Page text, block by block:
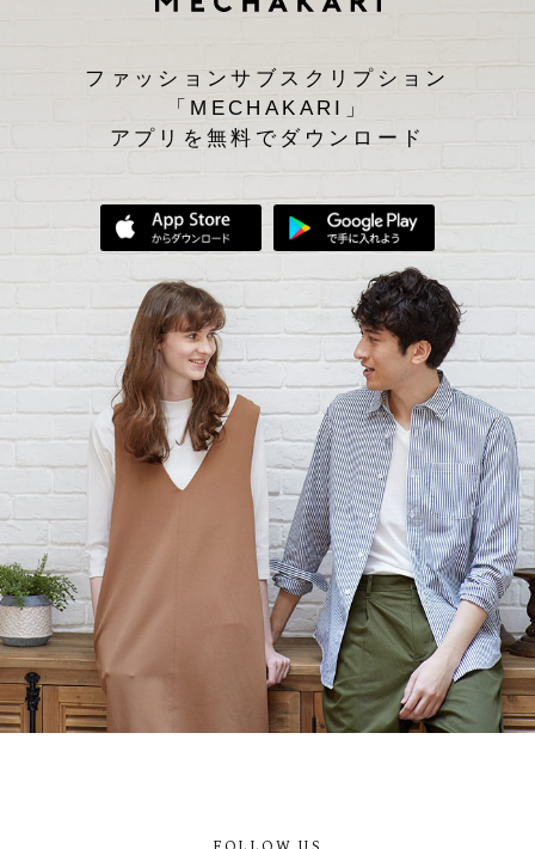
ファッションサブスクリプション
「MECHAKARI」
アプリを無料でダウンロード
App Storeからダウンロード